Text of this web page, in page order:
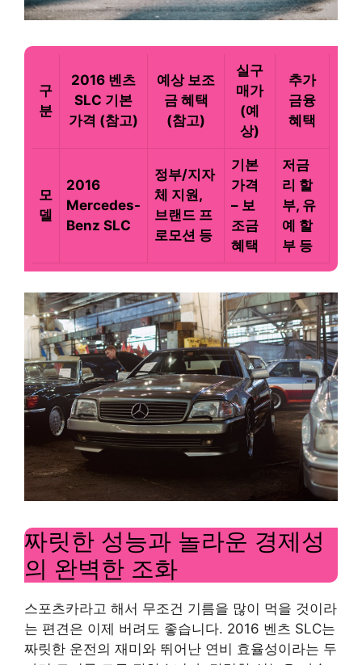
구
분
2016 벤츠
SLC 기본
가격 (참고)
예상 보조
금 혜택
(참고)
실구
매가
(예
상)
추가
금융
혜택
모
델
2016
Mercedes-
Benz SLC
정부/지자
체 지원,
브랜드 프
로모션 등
기본
가격
– 보
조금
혜택
저금
리 할
부, 유
예 할
부 등
짜릿한 성능과 놀라운 경제성
의 완벽한 조화
스포츠카라고 해서 무조건 기름을 많이 먹을 것이라
는 편견은 이제 버려도 좋습니다. 2016 벤츠 SLC는
짜릿한 운전의 재미와 뛰어난 연비 효율성이라는 두